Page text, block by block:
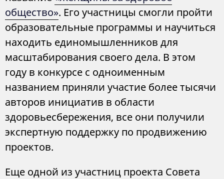
общество». Его участницы смогли пройти
образовательные программы и научиться
находить единомышленников для
масштабирования своего дела. В этом
году в конкурсе с одноименным
названием приняли участие более тысячи
авторов инициатив в области
здоровьесбережения, все они получили
экспертную поддержку по продвижению
проектов.
Еще одной из участниц проекта Совета